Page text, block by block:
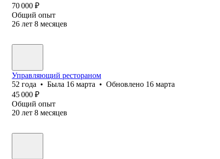
70 000 ₽
Общий опыт
26 лет 8 месяцев
Управляющий рестораном
52 года • Была 16 марта • Обновлено 16 марта
45 000 ₽
Общий опыт
20 лет 8 месяцев